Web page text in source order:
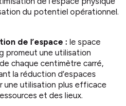
du potentiel opérationnel.
de l’espace : le space
promeut une utilisation
chaque centimètre carré,
la réduction d’espaces
une utilisation plus efficace
et des lieux.